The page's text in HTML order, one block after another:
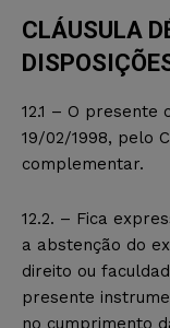
CLÁUSULA
12.1 – O
19/02/1998, pelo
complementar.
12.2. – Fica
a abstenção do
direito ou
presente
no cumprimento